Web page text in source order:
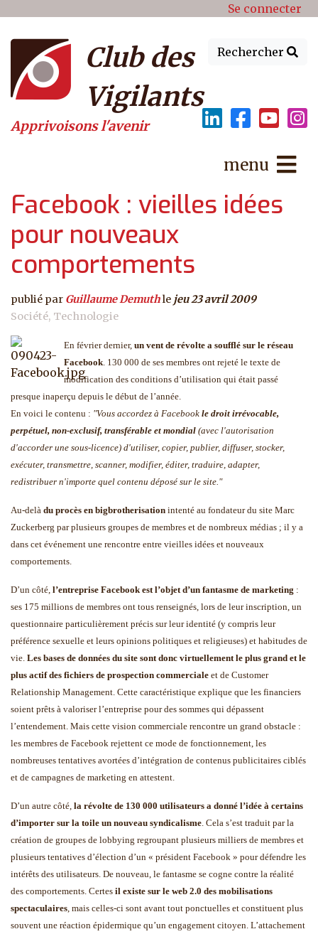
Menu du compte de Se connecter
Rechercher
Club des
Vigilants
Apprivoisons l'avenir
menu
Facebook : vieilles idées
pour nouveaux
comportements
publié par Guillaume Demuthle jeu 23 avril 2009
Société Technologie
En février dernier, un vent de révolte a soufflé sur le réseau
Facebook. 130 000 de ses membres ont rejeté le texte de
modification des conditions d’utilisation qui était passé
presque inaperçu depuis le début de l’année.
En voici le contenu : "Vous accordez à Facebook le droit irrévocable,
perpétuel, non-exclusif, transférable et mondial (avec l'autorisation
d'accorder une sous-licence) d'utiliser, copier, publier, diffuser, stocker,
exécuter, transmettre, scanner, modifier, éditer, traduire, adapter,
redistribuer n'importe quel contenu déposé sur le site."
Au-delà du procès en bigbrotherisation intenté au fondateur du site Marc
Zuckerberg par plusieurs groupes de membres et de nombreux médias ; il y a
dans cet événement une rencontre entre vieilles idées et nouveaux
comportements.
D’un côté, l’entreprise Facebook est l’objet d’un fantasme de marketing :
ses 175 millions de membres ont tous renseignés, lors de leur inscription, un
questionnaire particulièrement précis sur leur identité (y compris leur
préférence sexuelle et leurs opinions politiques et religieuses) et habitudes de
vie. Les bases de données du site sont donc virtuellement le plus grand et le
plus actif des fichiers de prospection commerciale et de Customer
Relationship Management. Cette caractéristique explique que les financiers
soient prêts à valoriser l’entreprise pour des sommes qui dépassent
l’entendement. Mais cette vision commerciale rencontre un grand obstacle :
les membres de Facebook rejettent ce mode de fonctionnement, les
nombreuses tentatives avortées d’intégration de contenus publicitaires ciblés
et de campagnes de marketing en attestent.
D’un autre côté, la révolte de 130 000 utilisateurs a donné l’idée à certains
d’importer sur la toile un nouveau syndicalisme. Cela s’est traduit par la
création de groupes de lobbying regroupant plusieurs milliers de membres et
plusieurs tentatives d’élection d’un « président Facebook » pour défendre les
intérêts des utilisateurs. De nouveau, le fantasme se cogne contre la réalité
des comportements. Certes il existe sur le web 2.0 des mobilisations
spectaculaires, mais celles-ci sont avant tout ponctuelles et constituent plus
souvent une réaction épidermique qu’un engagement citoyen. L’attachement